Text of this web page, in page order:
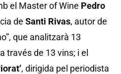
el Master of Wine Pedro
de Santi Rivas, autor de
que analitzarà 13
través de 13 vins; i el
, dirigida pel periodista